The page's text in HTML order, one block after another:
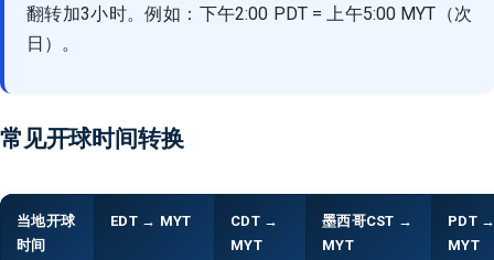
翻转加3小时。例如：下午2:00 PDT = 上午5:00 MYT（次
日）。
常见开球时间转换
当地开球
时间
EDT → MYT
CDT →
MYT
墨西哥CST →
MYT
PDT
MYT